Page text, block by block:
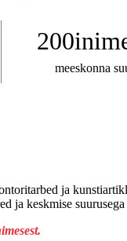
200
meeskonna
ja
ja keskmise